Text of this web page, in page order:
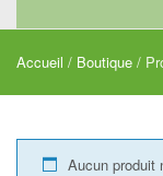
Accueil / Boutique /
Aucun produit